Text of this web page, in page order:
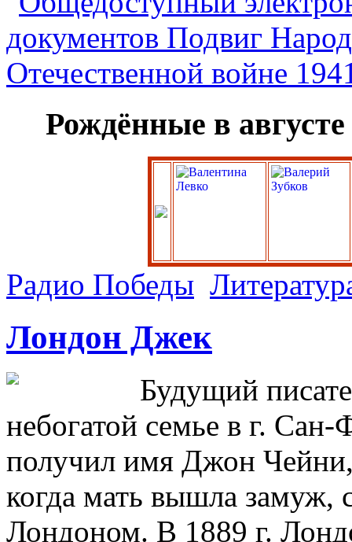
Рождённые в августе
Радио Победы
Лондон Джек
Будущий
небогатой семье в г.
получил имя Джон Чейни,
когда мать вышла
Лондоном. В 1889 г.